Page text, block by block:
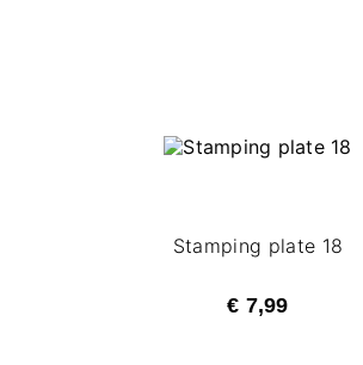
Stamping plate 18
€ 7,99